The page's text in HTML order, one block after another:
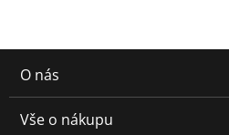
O nás
Vše o nákupu